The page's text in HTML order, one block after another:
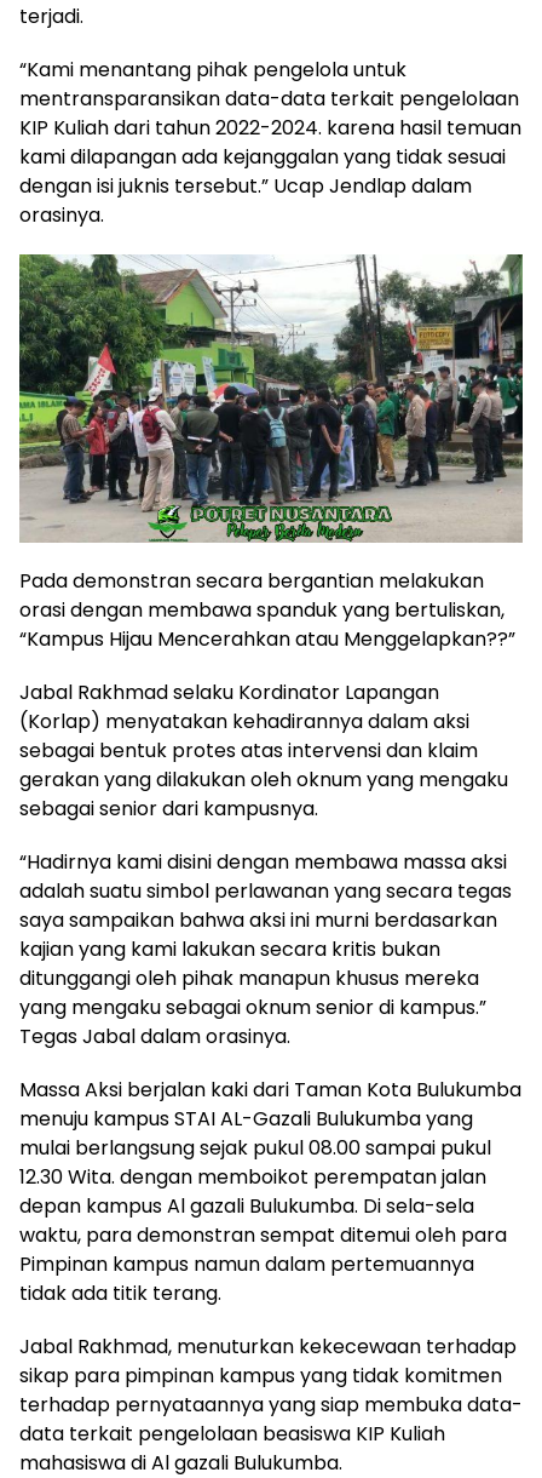
terjadi.
“Kami menantang pihak pengelola untuk
mentransparansikan data-data terkait pengelolaan
KIP Kuliah dari tahun 2022-2024. karena hasil temuan
kami dilapangan ada kejanggalan yang tidak sesuai
dengan isi juknis tersebut.” Ucap Jendlap dalam
orasinya.
Pada demonstran secara bergantian melakukan
orasi dengan membawa spanduk yang bertuliskan,
“Kampus Hijau Mencerahkan atau Menggelapkan??”
Jabal Rakhmad selaku Kordinator Lapangan
(Korlap) menyatakan kehadirannya dalam aksi
sebagai bentuk protes atas intervensi dan klaim
gerakan yang dilakukan oleh oknum yang mengaku
sebagai senior dari kampusnya.
“Hadirnya kami disini dengan membawa massa aksi
adalah suatu simbol perlawanan yang secara tegas
saya sampaikan bahwa aksi ini murni berdasarkan
kajian yang kami lakukan secara kritis bukan
ditunggangi oleh pihak manapun khusus mereka
yang mengaku sebagai oknum senior di kampus.”
Tegas Jabal dalam orasinya.
Massa Aksi berjalan kaki dari Taman Kota Bulukumba
menuju kampus STAI AL-Gazali Bulukumba yang
mulai berlangsung sejak pukul 08.00 sampai pukul
12.30 Wita. dengan memboikot perempatan jalan
depan kampus Al gazali Bulukumba. Di sela-sela
waktu, para demonstran sempat ditemui oleh para
Pimpinan kampus namun dalam pertemuannya
tidak ada titik terang.
Jabal Rakhmad, menuturkan kekecewaan terhadap
sikap para pimpinan kampus yang tidak komitmen
terhadap pernyataannya yang siap membuka data-
data terkait pengelolaan beasiswa KIP Kuliah
mahasiswa di Al gazali Bulukumba.